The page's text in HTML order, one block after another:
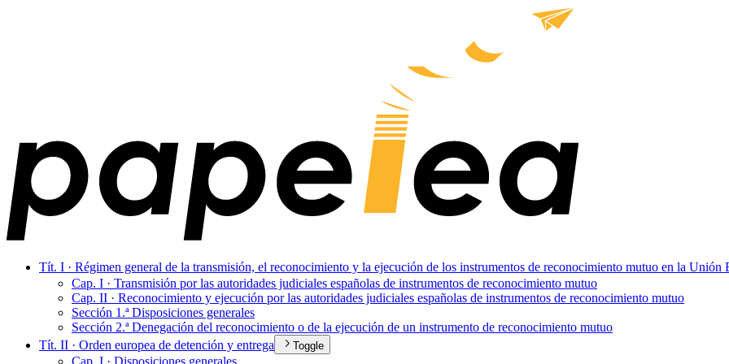
Tít. I · Régimen general de la transmisión, el reconocimiento y la ejecución de los instrumentos de reconocimiento mutuo en la Unión
Cap. I · Transmisión por las autoridades judiciales españolas de instrumentos de reconocimiento mutuo
Cap. II · Reconocimiento y ejecución por las autoridades judiciales españolas de instrumentos de reconocimiento mutuo
Sección 1.ª Disposiciones generales
Sección 2.ª Denegación del reconocimiento o de la ejecución de un instrumento de reconocimiento mutuo
Tít. II · Orden europea de detención y entrega
Toggle
Cap. I · Disposiciones generales